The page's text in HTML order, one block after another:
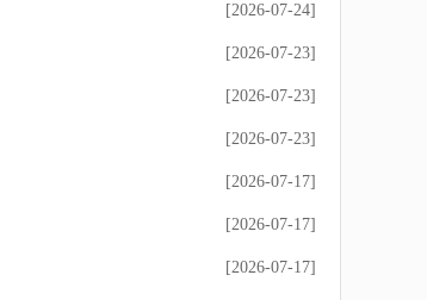
[2026-07-24]
[2026-07-23]
[2026-07-23]
[2026-07-23]
[2026-07-17]
[2026-07-17]
[2026-07-17]